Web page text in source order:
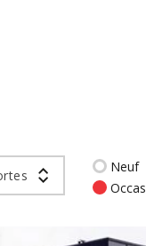
Neuf